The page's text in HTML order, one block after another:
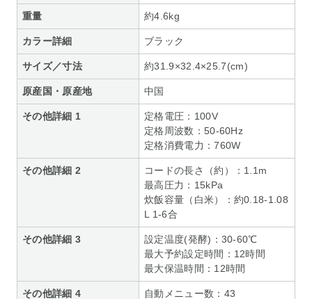
重量 約4.6kg
カラー詳細 ブラック
サイズ／寸法 約31.9×32.4×25.7(cm)
原産国・原産地 中国
その他詳細 1
定格電圧：100V
定格周波数：50-60Hz
定格消費電力：760W
その他詳細 2
コードの長さ（約）：1.1m
最高圧力：15kPa
炊飯容量（白米）：約0.18-1.08
L 1-6合
その他詳細 3
設定温度(発酵)：30-60℃
最大予約設定時間：12時間
最大保温時間：12時間
その他詳細 4
自動メニュー数：43